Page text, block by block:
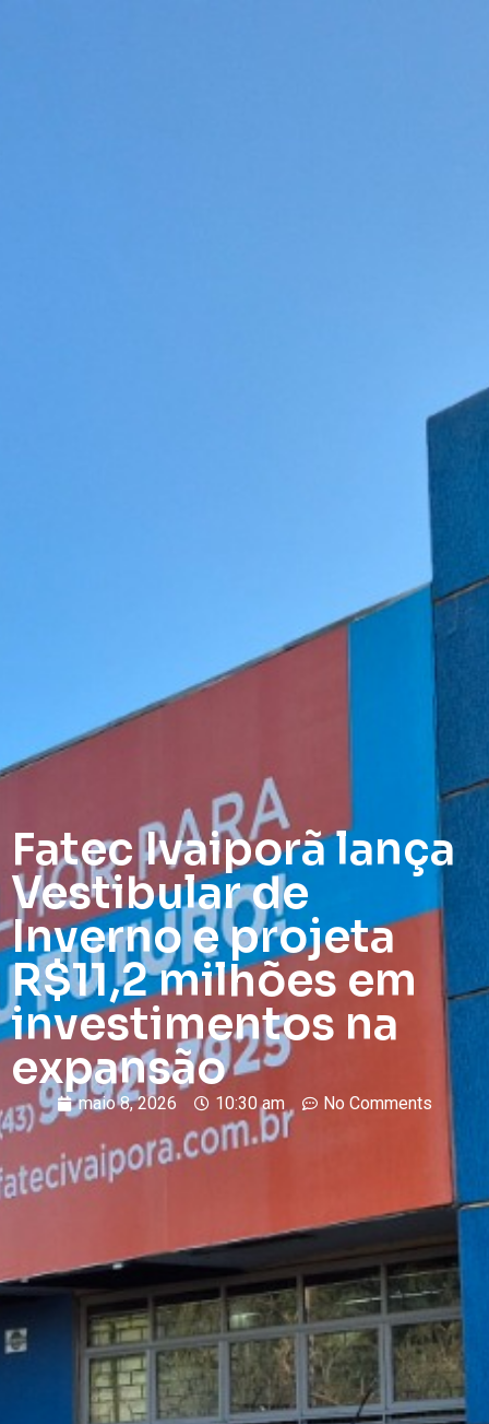
Fatec Ivaiporã lança
Vestibular de
Inverno e projeta
R$11,2 milhões em
investimentos na
expansão
maio 8, 2026 10:30 am No Comments